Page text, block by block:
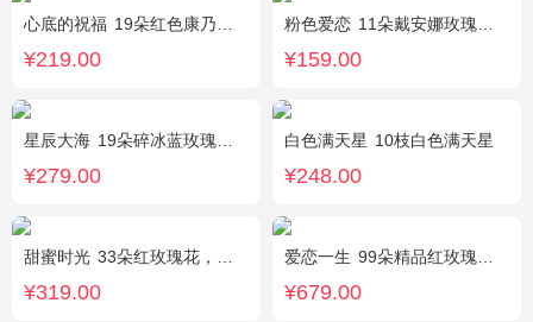
心底的祝福 19朵红色康乃馨，绿叶搭配
¥219.00
粉色爱恋 11朵戴安娜玫瑰，满天星、绿叶搭配
¥159.00
星辰大海 19朵碎冰蓝玫瑰，尤加利绿叶搭配
¥279.00
白色满天星 10枝白色满天星
¥248.00
甜蜜时光 33朵红玫瑰花，外围相思梅配花，黑色饰条环绕
¥319.00
爱恋一生 99朵精品红玫瑰，搭配适量相思梅。
¥679.00